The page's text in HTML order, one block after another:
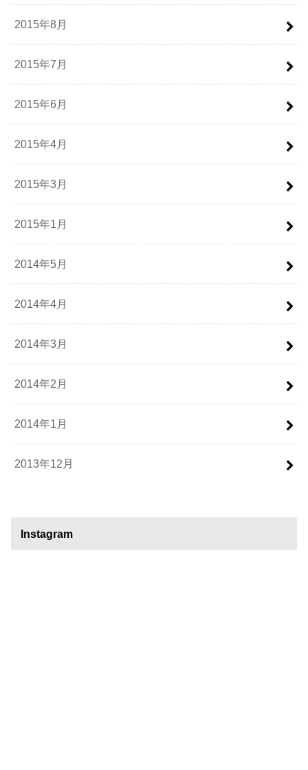
2015年8月
2015年7月
2015年6月
2015年4月
2015年3月
2015年1月
2014年5月
2014年4月
2014年3月
2014年2月
2014年1月
2013年12月
Instagram